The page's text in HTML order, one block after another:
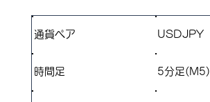
通貨ペア USDJPY
​時間足 5分足(M5)